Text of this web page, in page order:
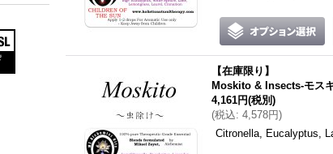
【在庫限り】
Moskito & Insects-モス
4,161円(税別)
(税込: 4,578円)
Citronella, Eucalyptus,